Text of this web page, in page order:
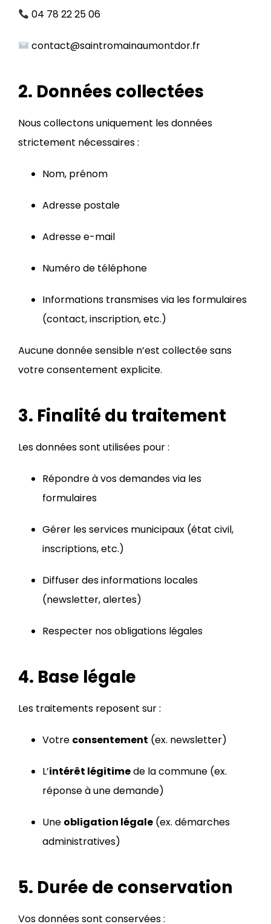
04 78 22 25 06
contact@saintromainaumontdor.fr
2. Données collectées
Nous collectons uniquement les données
strictement nécessaires :
Nom, prénom
Adresse postale
Adresse e-mail
Numéro de téléphone
Informations transmises via les formulaires
(contact, inscription, etc.)
Aucune donnée sensible n’est collectée sans
votre consentement explicite.
3. Finalité du traitement
Les données sont utilisées pour :
Répondre à vos demandes via les
formulaires
Gérer les services municipaux (état civil,
inscriptions, etc.)
Diffuser des informations locales
(newsletter, alertes)
Respecter nos obligations légales
4. Base légale
Les traitements reposent sur :
Votre consentement (ex. newsletter)
L’intérêt légitimede la commune (ex.
réponse à une demande)
Une obligation légale(ex. démarches
administratives)
5. Durée de conservation
Vos données sont conservées :